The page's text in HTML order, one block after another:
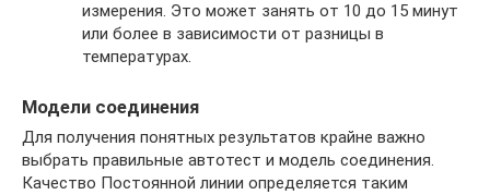
измерения. Это может занять от 10 до 15 минут
или более в зависимости от разницы в
температурах.
Модели соединения
Для получения понятных результатов крайне важно
выбрать правильные автотест и модель соединения.
Качество Постоянной линии определяется таким